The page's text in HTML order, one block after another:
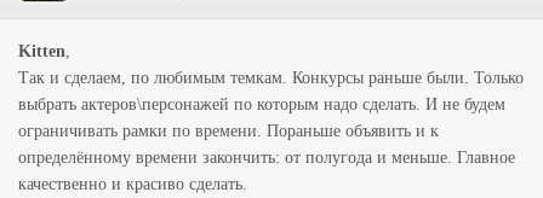
Kitten,
Так и сделаем, по любимым темкам. Конкурсы раньше были. Только
выбрать актеров\персонажей по которым надо сделать. И не будем
ограничивать рамки по времени. Пораньше объявить и к
определённому времени закончить: от полугода и меньше. Главное
качественно и красиво сделать.